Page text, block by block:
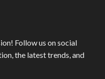
Follow us on social
the latest trends, and